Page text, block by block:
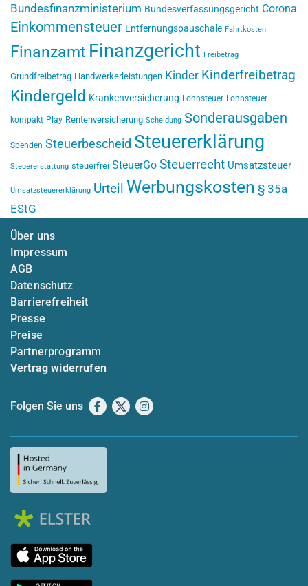
Bundesfinanzministerium Bundesverfassungsgericht Corona
Einkommensteuer Entfernungspauschale Fahrtkosten
Finanzamt Finanzgericht Freibetrag
Grundfreibetrag Handwerkerleistungen Kinder Kinderfreibetrag
Kindergeld Krankenversicherung Lohnsteuer Lohnsteuer
kompakt Play Rentenversicherung Scheidung Sonderausgaben
Spenden Steuerbescheid Steuererklärung
Steuererstattung steuerfrei SteuerGo Steuerrecht Umsatzsteuer
Umsatzsteuererklärung Urteil Werbungskosten § 35a
EStG
Über uns
Impressum
AGB
Datenschutz
Barrierefreiheit
Presse
Preise
Partnerprogramm
Vertrag widerrufen
Folgen Sie uns Facebook
X Instagram